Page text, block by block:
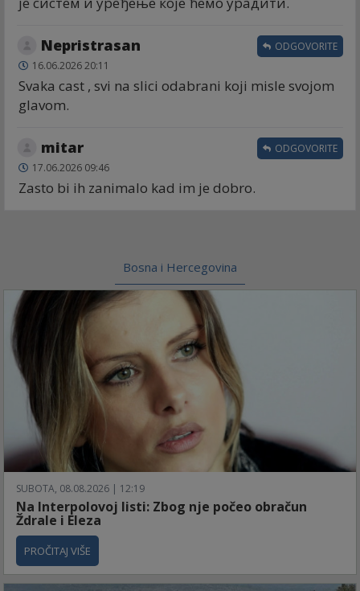
Nepristrasan
16.06.2026 20:11
Svaka cast , svi na slici odabrani koji misle svojom
glavom.
ODGOVORITE
mitar
17.06.2026 09:46
Zasto bi ih zanimalo kad im je dobro.
ODGOVORITE
Bosna i Hercegovina
SUBOTA, 08.08.2026 | 12:19
Na Interpolovoj listi: Zbog nje počeo obračun
Ždrale i Eleza
PROČITAJ VIŠE